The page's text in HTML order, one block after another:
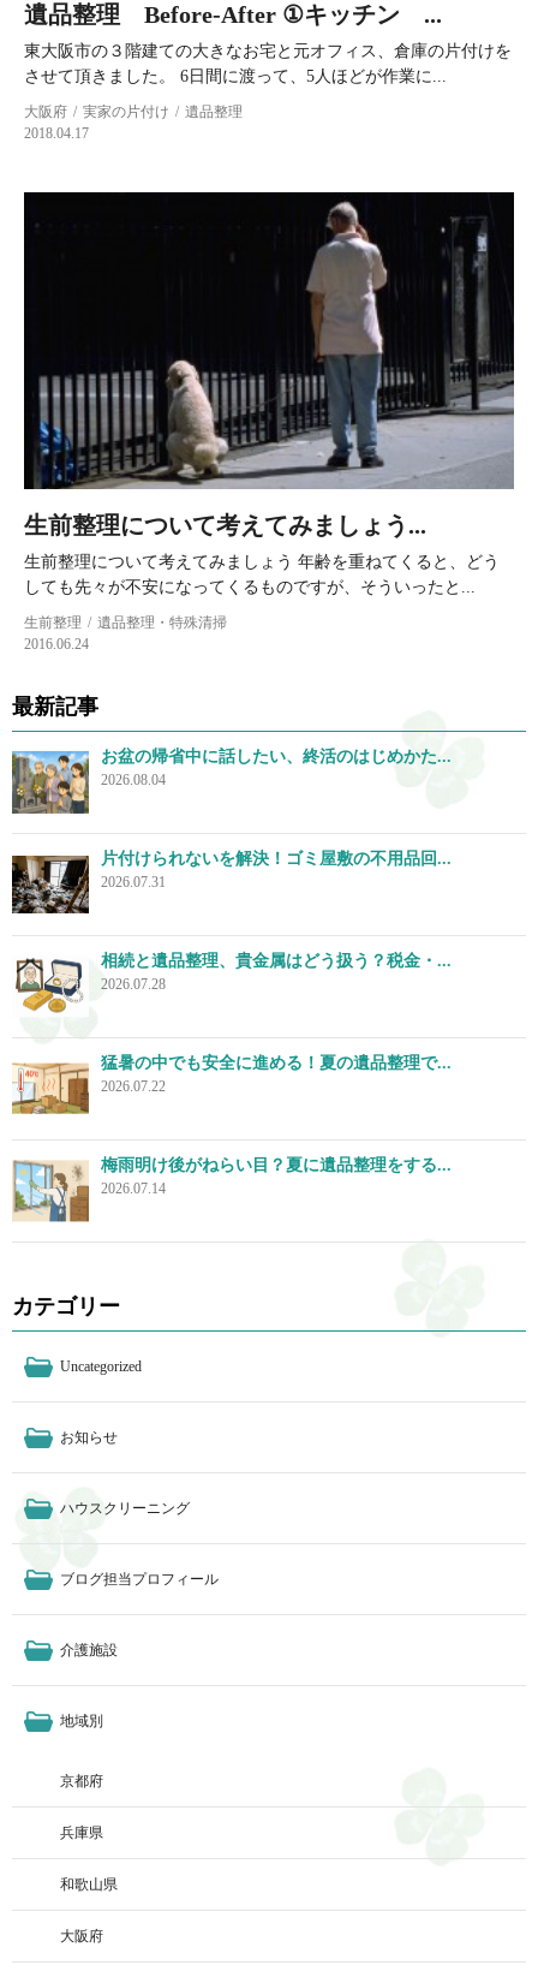
遺品整理 Before-After ①キッチン ...
東大阪市の３階建ての大きなお宅と元オフィス、倉庫の片付けを
させて頂きました。 6日間に渡って、5人ほどが作業に...
大阪府 実家の片付け
遺品整理
2018.04.17
生前整理について考えてみましょう...
生前整理について考えてみましょう 年齢を重ねてくると、どう
しても先々が不安になってくるものですが、そういったと...
生前整理
遺品整理・特殊清掃
2016.06.24
最新記事
お盆の帰省中に話したい、終活のはじめかた...
2026.08.04
片付けられないを解決！ゴミ屋敷の不用品回...
2026.07.31
相続と遺品整理、貴金属はどう扱う？税金・...
2026.07.28
猛暑の中でも安全に進める！夏の遺品整理で...
2026.07.22
梅雨明け後がねらい目？夏に遺品整理をする...
2026.07.14
カテゴリー
Uncategorized
お知らせ
ハウスクリーニング
ブログ担当プロフィール
介護施設
地域別
京都府
兵庫県
和歌山県
大阪府